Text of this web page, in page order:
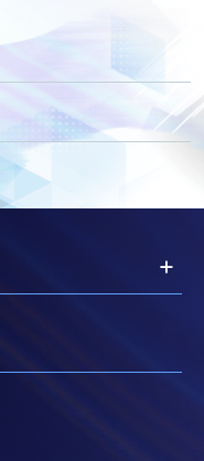
网上报名表格，